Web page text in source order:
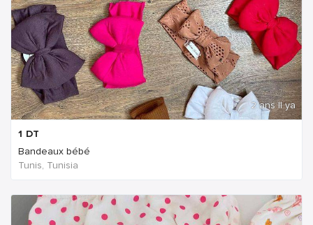
2 ans Il ya
1 DT
Bandeaux bébé
Tunis, Tunisia